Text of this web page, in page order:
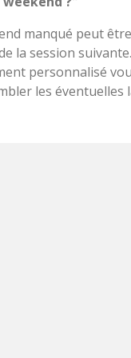
manqué peut être
la session
personnalisé
les éventuelles